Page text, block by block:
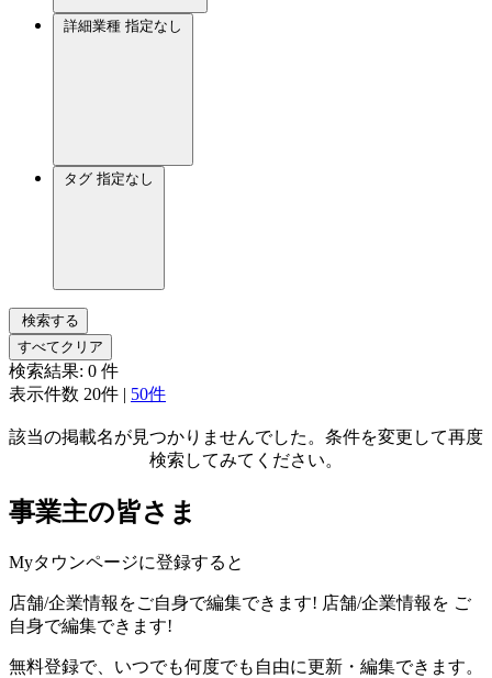
詳細業種 指定なし
タグ 指定なし
検索する
すべてクリア
検索結果: 0 件
表示件数 20件 | 50件
該当の掲載名が見つかりませんでした。条件を変更して再度
検索してみてください。
事業主の皆さま
Myタウンページに登録すると
店舗/企業情報をご自身で編集できます! 店舗/企業情報を ご
自身で編集できます!
無料登録で、いつでも何度でも自由に更新・編集できます。